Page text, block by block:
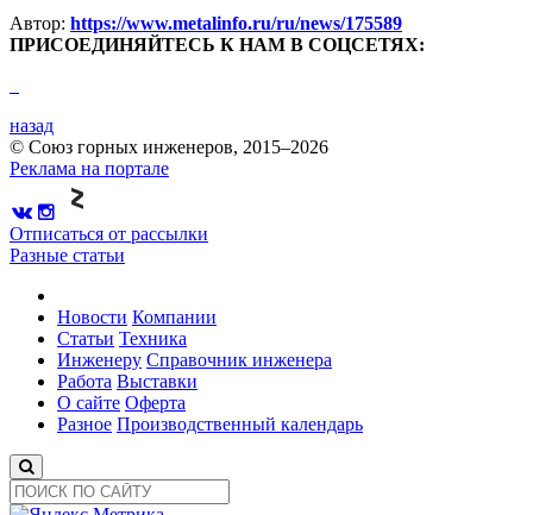
Автор: https://www.metalinfo.ru/ru/news/175589
ПРИСОЕДИНЯЙТЕСЬ К НАМ В СОЦСЕТЯХ:
назад
© Союз горных инженеров, 2015–2026
Реклама на портале
Отписаться от рассылки
Разные статьи
Новости Компании
Статьи Техника
Инженеру Справочник инженера
Работа Выставки
О сайте Оферта
Разное Производственный календарь